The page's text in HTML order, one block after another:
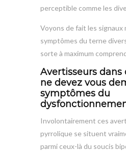
perceptible comme les
Voyons de fait les signaux
symptômes du terne
sorte à maximum
Avertisseurs dans
ne devez vous
symptômes du
Involontairement ces
pyrrolique se situent
parmi ceux-là du soucis